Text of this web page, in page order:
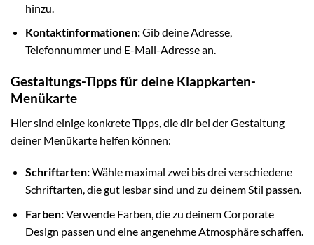
hinzu.
Kontaktinformationen:Gib deine Adresse,
Telefonnummer und E-Mail-Adresse an.
Gestaltungs-Tipps für deine Klappkarten-
Menükarte
Hier sind einige konkrete Tipps, die dir bei der Gestaltung
deiner Menükarte helfen können:
Schriftarten:Wähle maximal zwei bis drei verschiedene
Schriftarten, die gut lesbar sind und zu deinem Stil passen.
Farben:Verwende Farben, die zu deinem Corporate
Design passen und eine angenehme Atmosphäre schaffen.